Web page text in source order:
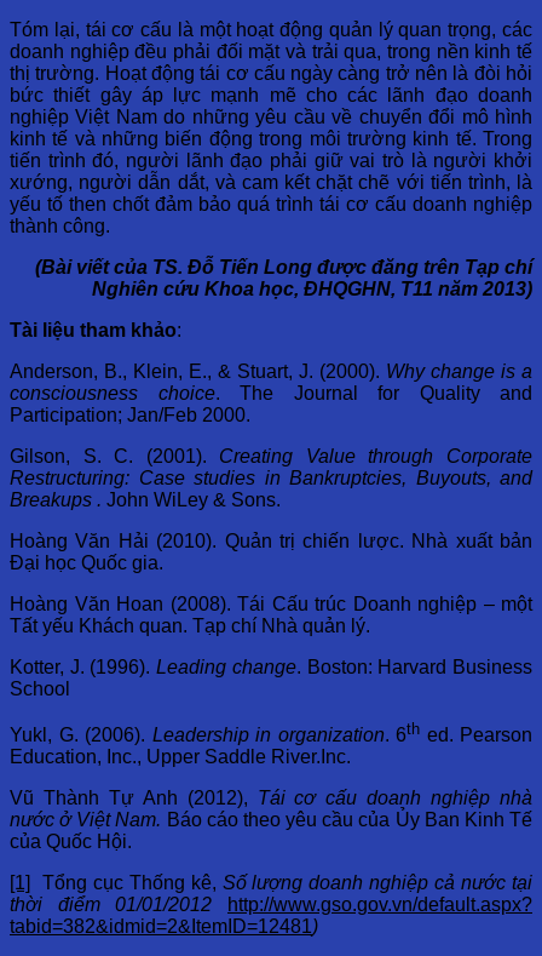
Tóm lại, tái cơ cấu là một hoạt động quản lý quan trọng, các
doanh nghiệp đều phải đối mặt và trải qua, trong nền kinh tế
thị trường. Hoạt động tái cơ cấu ngày càng trở nên là đòi hỏi
bức thiết gây áp lực mạnh mẽ cho các lãnh đạo doanh
nghiệp Việt Nam do những yêu cầu về chuyển đổi mô hình
kinh tế và những biến động trong môi trường kinh tế. Trong
tiến trình đó, người lãnh đạo phải giữ vai trò là người khởi
xướng, người dẫn dắt, và cam kết chặt chẽ với tiến trình, là
yếu tố then chốt đảm bảo quá trình tái cơ cấu doanh nghiệp
thành công.
(Bài viết của TS. Đỗ Tiến Long được đăng trên Tạp chí
Nghiên cứu Khoa học, ĐHQGHN, T11 năm 2013)
Tài liệu tham khảo:
Anderson, B., Klein, E., & Stuart, J. (2000). Why change is a
consciousness choice. The Journal for Quality and
Participation; Jan/Feb 2000.
Gilson, S. C. (2001). Creating Value through Corporate
Restructuring: Case studies in Bankruptcies, Buyouts, and
Breakups . John WiLey & Sons.
Hoàng Văn Hải (2010). Quản trị chiến lược. Nhà xuất bản
Đại học Quốc gia.
Hoàng Văn Hoan (2008). Tái Cấu trúc Doanh nghiệp – một
Tất yếu Khách quan. Tạp chí Nhà quản lý.
Kotter, J. (1996).Leading change. Boston: Harvard Business
School
Yukl, G. (2006). Leadership in organization. 6th ed. Pearson
Education, Inc., Upper Saddle River.Inc.
Vũ Thành Tự Anh (2012), Tái cơ cấu doanh nghiệp nhà
nước ở Việt Nam. Báo cáo theo yêu cầu của Ủy Ban Kinh Tế
của Quốc Hội.
[1]
Tổng cục Thống kê, Số lượng doanh nghiệp cả nước tại
thời điểm 01/01/2012
http://www.gso.gov.vn/default.aspx?
tabid=382&idmid=2&ItemID=12481)